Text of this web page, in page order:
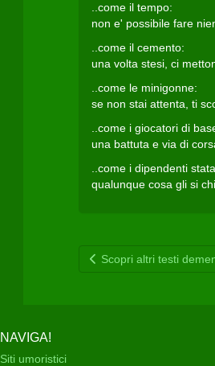
..come il tempo:
non e' possibile fare
..come il cemento:
una volta stesi, ci
..come le minigonne:
se non stai attenta, ti
..come i giocatori di
una battuta e via di
..come i dipendenti
qualunque cosa gli si
Scopri altri testi
NAVIGA!
Siti umoristici